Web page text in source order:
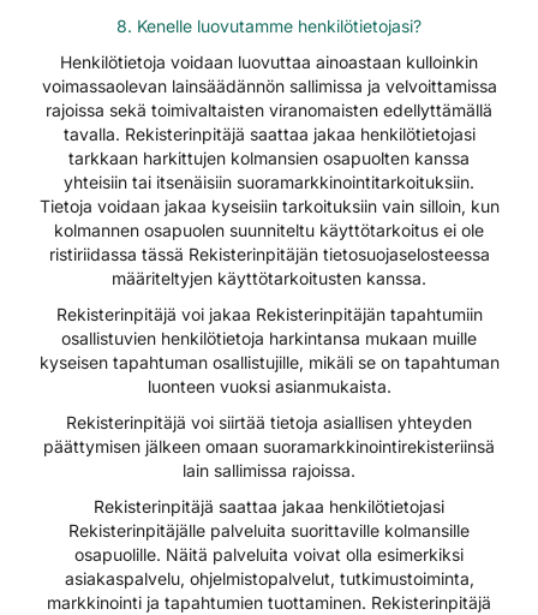
8. Kenelle luovutamme henkilötietojasi?
Henkilötietoja voidaan luovuttaa ainoastaan kulloinkin
voimassaolevan lainsäädännön sallimissa ja velvoittamissa
rajoissa sekä toimivaltaisten viranomaisten edellyttämällä
tavalla. Rekisterinpitäjä saattaa jakaa henkilötietojasi
tarkkaan harkittujen kolmansien osapuolten kanssa
yhteisiin tai itsenäisiin suoramarkkinointitarkoituksiin.
Tietoja voidaan jakaa kyseisiin tarkoituksiin vain silloin, kun
kolmannen osapuolen suunniteltu käyttötarkoitus ei ole
ristiriidassa tässä Rekisterinpitäjän tietosuojaselosteessa
määriteltyjen käyttötarkoitusten kanssa.
Rekisterinpitäjä voi jakaa Rekisterinpitäjän tapahtumiin
osallistuvien henkilötietoja harkintansa mukaan muille
kyseisen tapahtuman osallistujille, mikäli se on tapahtuman
luonteen vuoksi asianmukaista.
Rekisterinpitäjä voi siirtää tietoja asiallisen yhteyden
päättymisen jälkeen omaan suoramarkkinointirekisteriinsä
lain sallimissa rajoissa.
Rekisterinpitäjä saattaa jakaa henkilötietojasi
Rekisterinpitäjälle palveluita suorittaville kolmansille
osapuolille. Näitä palveluita voivat olla esimerkiksi
asiakaspalvelu, ohjelmistopalvelut, tutkimustoiminta,
markkinointi ja tapahtumien tuottaminen. Rekisterinpitäjä